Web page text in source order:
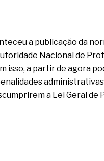
a publicação da
Nacional de
isso, a partir de agora
a Lei Geral de